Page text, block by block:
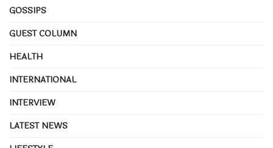
GOSSIPS
GUEST COLUMN
HEALTH
INTERNATIONAL
INTERVIEW
LATEST NEWS